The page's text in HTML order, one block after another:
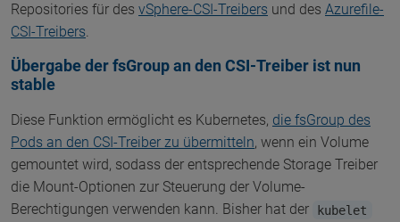
Repositories für des vSphere-CSI-Treibers und des Azurefile-
CSI-Treibers.
Übergabe der fsGroup an den CSI-Treiber ist nun
stable
Diese Funktion ermöglicht es Kubernetes, die fsGroup des
Pods an den CSI-Treiber zu übermitteln, wenn ein Volume
gemountet wird, sodass der entsprechende Storage Treiber
die Mount-Optionen zur Steuerung der Volume-
Berechtigungen verwenden kann. Bisher hat der
kubelet